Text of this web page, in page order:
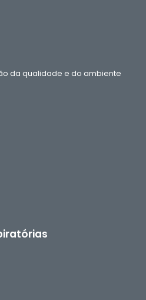
da qualidade e do ambiente